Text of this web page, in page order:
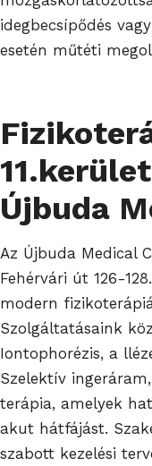
idegbecsípődés
esetén műtéti
Újbuda
Az Újbuda Medical
Fehérvári út 126-
modern
Szolgáltatásaink
Iontophorézis, a l
Szelektív
terápia, amelyek
akut hátfájást.
szabott kezelési